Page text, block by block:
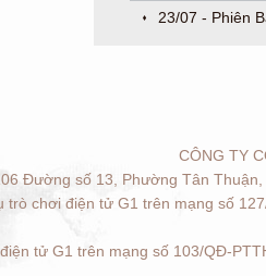
23/07 - Phiên
CÔNG TY
Đường số 13, Phường Tân
trò chơi điện tử G1 trên mạng số
tử G1 trên mạng số 103/QĐ-